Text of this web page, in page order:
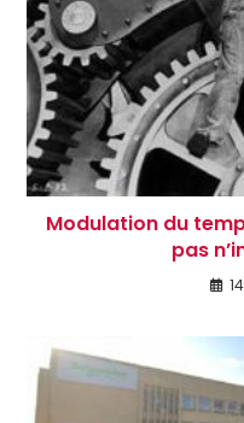
Modulation du
pas